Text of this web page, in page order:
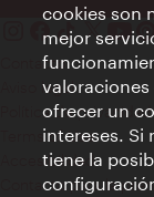
Contacto
Aviso legal
Política de
Terms of Use
Accesibilidad
Contacto para la
cookies son
mejor
valoraciones
ofrecer un
intereses. Si
tiene la